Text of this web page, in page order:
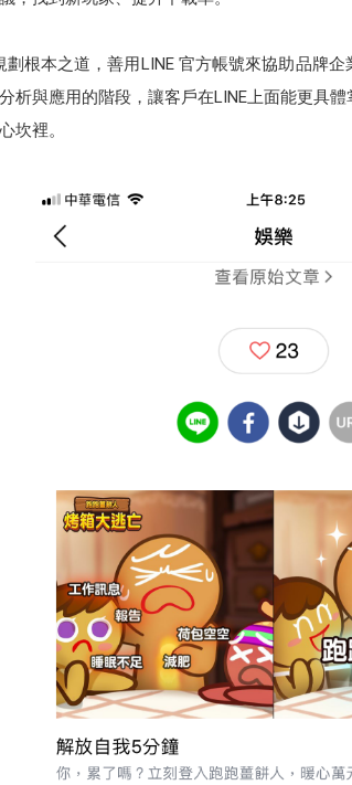
根本之道，善用LINE 官方帳號來協助品牌
與應用的階段，讓客戶在LINE上面能更具體
坎裡。